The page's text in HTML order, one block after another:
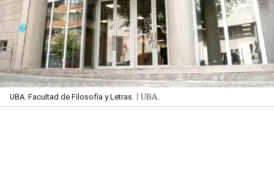
UBA. Facultad de Filosofía y Letras. | UBA.